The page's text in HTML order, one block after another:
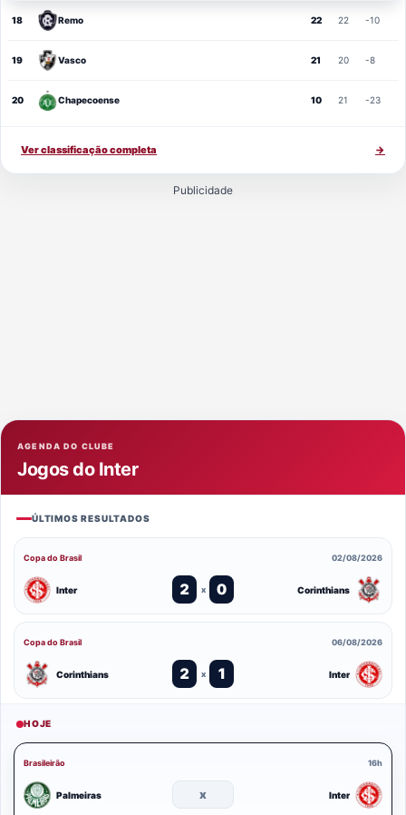
18 Remo 22 22 -10
19 Vasco 21 20 -8
20 Chapecoense 10 21 -23
Ver classificação completa →
Publicidade
AGENDA DO CLUBE
Jogos do Inter
ÚLTIMOS RESULTADOS
Copa do Brasil 02/08/2026
Inter 2 x 0 Corinthians
Copa do Brasil 06/08/2026
Corinthians 2 x 1 Inter
HOJE
Brasileirão 16h
Palmeiras x Inter